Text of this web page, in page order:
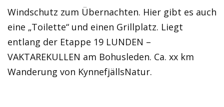
Windschutz zum Übernachten. Hier gibt es auch
eine „Toilette“ und einen Grillplatz. Liegt
entlang der Etappe 19 LUNDEN –
VAKTAREKULLEN am Bohusleden. Ca. xx km
Wanderung von KynnefjällsNatur.